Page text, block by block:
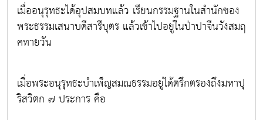
เมื่ออนุรุทธะได้อุปสมบทแล้ว เรียนกรรมฐานในสำนักของ
พระธรรมเสนาบดีสารีบุตร แล้วเข้าไปอยู่ในป่าปาจีนวังสมฤ
คทายวัน
เมื่อพระอนุรุทธะบำเพ็ญสมณธรรมอยู่ได้ตรึกตรองถึงมหาปุ
ริสวิตก ๗ ประการ คือ